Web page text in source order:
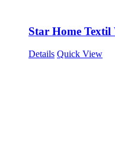
Star Home Textil
Details Quick View